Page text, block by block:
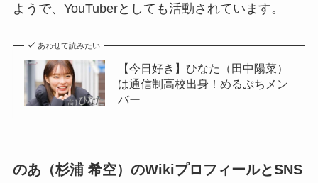
ようで、YouTuberとしても活動されています。
あわせて読みたい
【今日好き】ひなた（田中陽菜）
は通信制高校出身！めるぷちメン
バー
のあ（杉浦 希空）のWikiプロフィールとSNS